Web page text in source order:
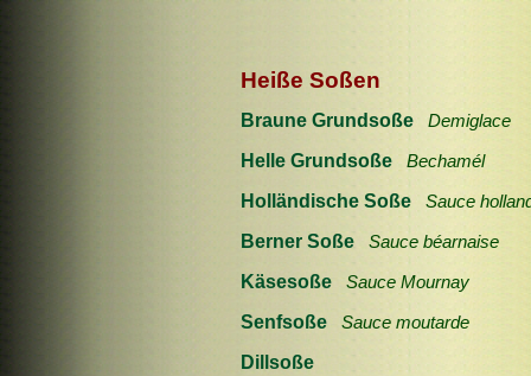
Heiße Soßen
Braune Grundsoße Demiglace
Helle Grundsoße Bechamél
Holländische Soße Sauce
Berner Soße Sauce béarnaise
Käsesoße Sauce Mournay
Senfsoße Sauce moutarde
Dillsoße